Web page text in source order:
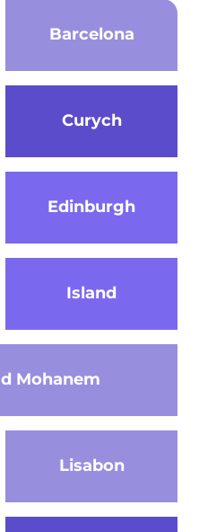
Barcelona
Curych
Edinburgh
Mohanem
Island
Lisabon